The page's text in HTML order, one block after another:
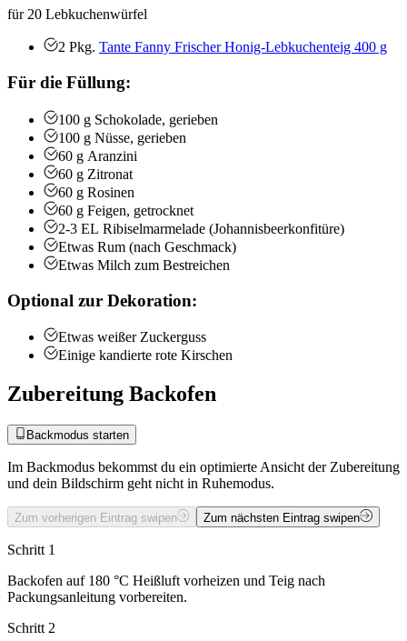
für 20 Lebkuchenwürfel
2 Pkg. Tante Fanny Frischer Honig-Lebkuchenteig 400 g
Für die Füllung:
100 g Schokolade, gerieben
100 g Nüsse, gerieben
60 g Aranzini
60 g Zitronat
60 g Rosinen
60 g Feigen, getrocknet
2-3 EL Ribiselmarmelade (Johannisbeerkonfitüre)
Etwas Rum (nach Geschmack)
Etwas Milch zum Bestreichen
Optional zur Dekoration:
Etwas weißer Zuckerguss
Einige kandierte rote Kirschen
Zubereitung Backofen
Backmodus starten
Im Backmodus bekommst du ein optimierte Ansicht der Zubereitung
und dein Bildschirm geht nicht in Ruhemodus.
Zum vorherigen Eintrag swipen Zum nächsten Eintrag swipen
Schritt 1
Backofen auf 180 °C Heißluft vorheizen und Teig nach
Packungsanleitung vorbereiten.
Schritt 2